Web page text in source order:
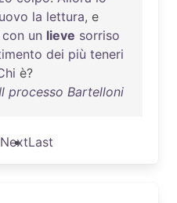
la lettura, e
con un lieve sorriso
dei più teneri
è?
processo Bartelloni
NextLast